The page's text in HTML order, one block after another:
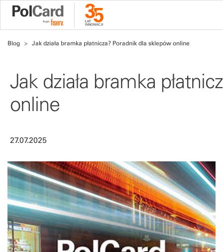
Blog Jak działa bramka płatnicza? Poradnik dla sklepów online
Jak działa bramka
online
27.07.2025